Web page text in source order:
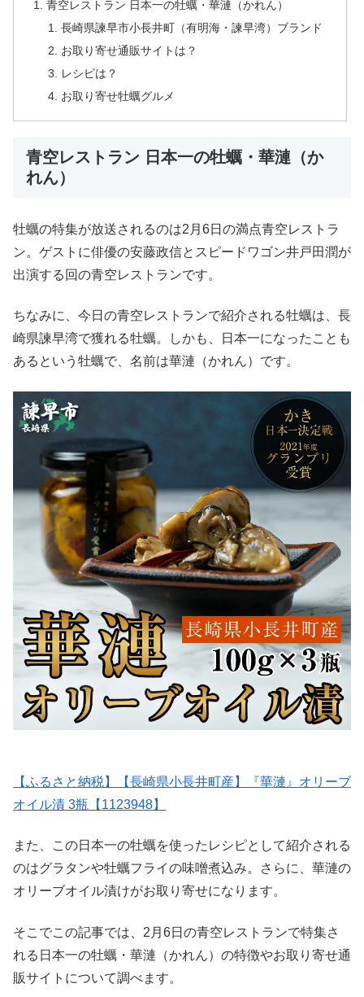
青空レストラン 日本一の牡蠣・華漣（かれん）
長崎県諫早市小長井町（有明海・諫早湾）ブランド
お取り寄せ通販サイトは？
レシピは？
お取り寄せ牡蠣グルメ
青空レストラン 日本一の牡蠣・華漣（か
れん）
牡蠣の特集が放送されるのは2月6日の満点青空レストラ
ン。ゲストに俳優の安藤政信とスピードワゴン井戸田潤が
出演する回の青空レストランです。
ちなみに、今日の青空レストランで紹介される牡蠣は、長
崎県諫早湾で獲れる牡蠣。しかも、日本一になったことも
あるという牡蠣で、名前は華漣（かれん）です。
【ふるさと納税】【長崎県小長井町産】『華漣』オリーブ
オイル漬 3瓶【1123948】
また、この日本一の牡蠣を使ったレシピとして紹介される
のはグラタンや牡蠣フライの味噌煮込み。さらに、華漣の
オリーブオイル漬けがお取り寄せになります。
そこでこの記事では、2月6日の青空レストランで特集さ
れる日本一の牡蠣・華漣（かれん）の特徴やお取り寄せ通
販サイトについて調べます。